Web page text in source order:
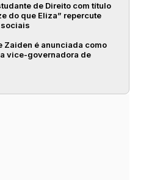
de Direito com título
do que Eliza” repercute
Zaiden é anunciada como
vice-governadora de